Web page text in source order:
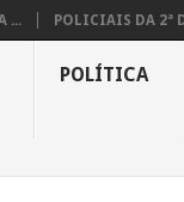
... POLICIAIS DA 2ª
POLÍTICA